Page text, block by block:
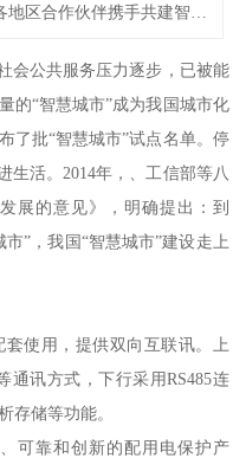
会公共服务压力逐步，已被能
的“智慧城市”成为我国城市化
了批“智慧城市”试点名单。停
生活。2014年，、工信部等八
展的意见》，明确提出：到
”，我国“智慧城市”建设走上
使用，提供双向互联讯。上
通讯方式，下行采用RS485连
存储等功能。
可靠和创新的配用电保护产